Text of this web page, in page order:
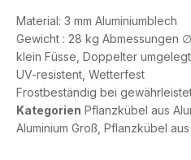
Material: 3 mm Aluminiumblech
Gewicht : 28 kg Abmessungen
klein Füsse, Doppelter
UV-resistent, Wetterfest
Frostbeständig bei
Kategorien Pflanzkübel aus
Aluminium Groß Pflanzkübel aus